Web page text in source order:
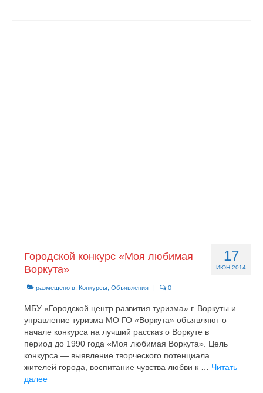
17
ИЮН 2014
Городской конкурс «Моя любимая
Воркута»
размещено в: Конкурсы Объявления | 0
МБУ «Городской центр развития туризма» г. Воркуты и
управление туризма МО ГО «Воркута» объявляют о
начале конкурса на лучший рассказ о Воркуте в
период до 1990 года «Моя любимая Воркута». Цель
конкурса — выявление творческого потенциала
жителей города, воспитание чувства любви к … Читать
далее